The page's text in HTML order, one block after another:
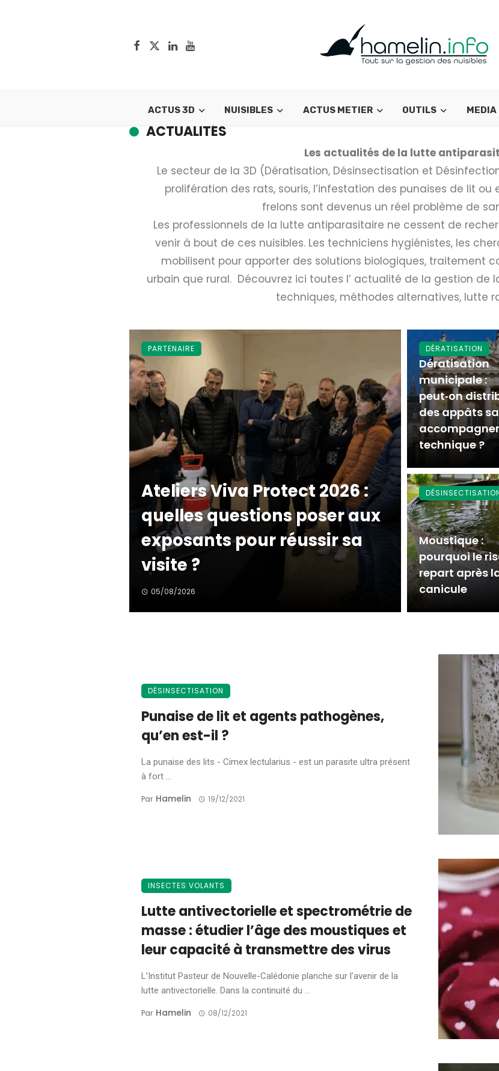
ACTUS 3D NUISIBLES ACTUS METIER OUTILS MEDIA
ACTUALITÉS
Les actualités de la lutte
Le secteur de la 3D (Dératisation, Désinsectisation et
prolifération des rats, souris, l’infestation des punaises de lit ou
frelons sont devenus un réel problème de
Les professionnels de la lutte antiparasitaire ne cessent de
venir à bout de ces nuisibles. Les techniciens hygiénistes, les
mobilisent pour apporter des solutions biologiques, traitement
urbain que rural. Découvrez ici toutes l’ actualité de la gestion de
techniques, méthodes alternatives, lutte
Ateliers Viva Protect 2026 :
quelles questions poser aux
exposants pour réussir sa
visite ?
05/08/2026
PARTENAIRE
Dératisation
municipale :
peut‑on
des appâts
technique ?
DÉRATISATION
Moustique :
pourquoi le
repart après
canicule
DÉSINSECTISATION
Punaise de lit et agents pathogènes,
qu’en est-il ?
La punaise des lits - Cimex lectularius - est un parasite ultra présent
à fort ...
Par Hamelin 19/12/2021
INSECTES VOLANTS
Lutte antivectorielle et spectrométrie de
masse : étudier l’âge des moustiques et
leur capacité à transmettre des virus
L’Institut Pasteur de Nouvelle-Calédonie planche sur l’avenir de la
lutte antivectorielle. Dans la continuité du ...
Par Hamelin 08/12/2021